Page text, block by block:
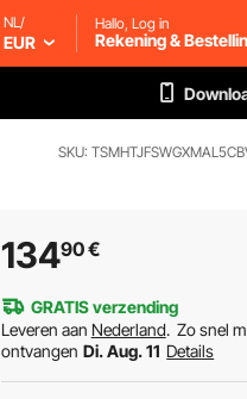
NL/
EUR
Hallo, Log in
Rekening &
SKU:
13490€
GRATIS verzending
Leveren aan Nederland. Zo snel
ontvangen Di. Aug. 11 Details